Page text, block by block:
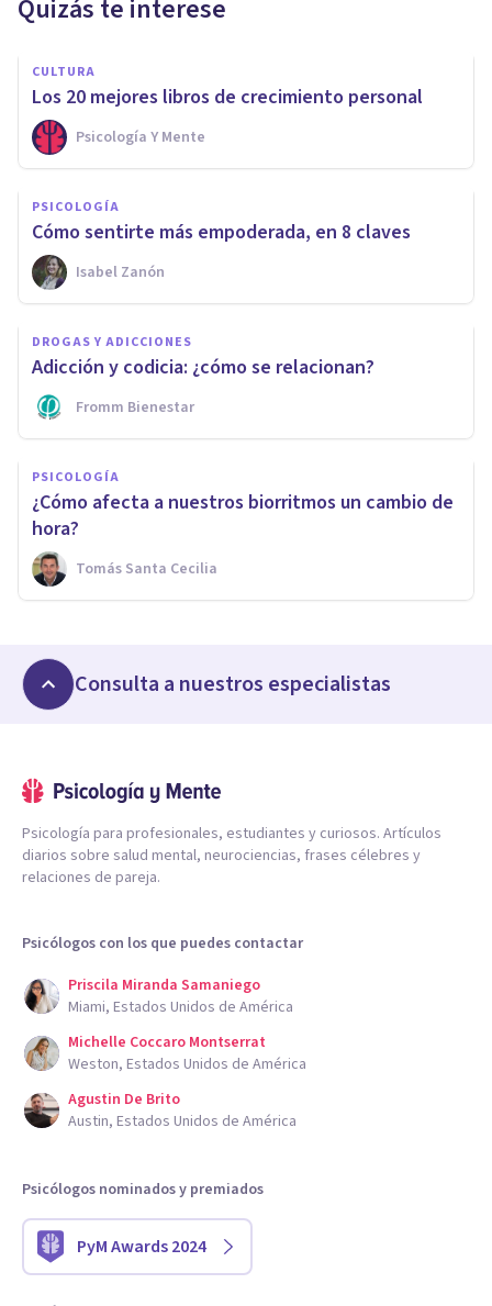
Quizás te interese
CULTURA
Los 20 mejores libros de crecimiento personal
Psicología Y Mente
PSICOLOGÍA
Cómo sentirte más empoderada, en 8 claves
Isabel Zanón
DROGAS Y ADICCIONES
Adicción y codicia: ¿cómo se relacionan?
Fromm Bienestar
PSICOLOGÍA
¿Cómo afecta a nuestros biorritmos un cambio de
hora?
Tomás Santa Cecilia
Consulta a nuestros especialistas
Psicología para profesionales, estudiantes y curiosos. Artículos
diarios sobre salud mental, neurociencias, frases célebres y
relaciones de pareja.
Psicólogos con los que puedes contactar
Priscila Miranda Samaniego
Miami, Estados Unidos de América
Michelle Coccaro Montserrat
Weston, Estados Unidos de América
Agustin De Brito
Austin, Estados Unidos de América
Psicólogos nominados y premiados
PyM Awards 2024